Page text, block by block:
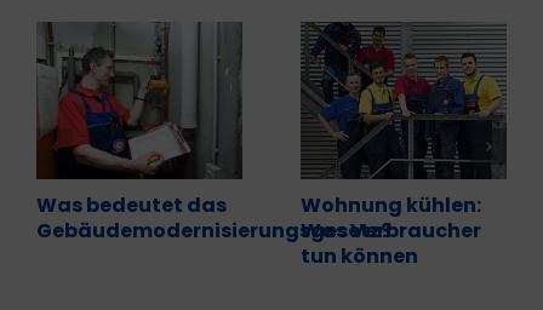
Was bedeutet das
Gebäudemodernisierungsgesetz?
Wohnung kühlen:
Was Verbraucher
tun können